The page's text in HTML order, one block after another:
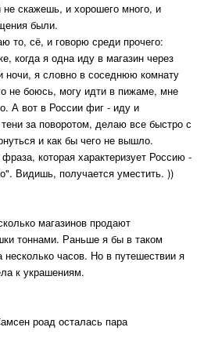
скажешь, и хорошего много, и
были.
то, сё, и говорю среди прочего:
когда я одна иду в магазин через
ночи, я словно в соседнюю комнату
не боюсь, могу идти в пижаме, мне
А вот в России фиг - иду и
за поворотом, делаю все быстро с
и как бы чего не вышло.
которая характеризует Россию -
Видишь, получается уместить. ))
магазинов продают
тоннами. Раньше я бы в таком
несколько часов. Но в путешествии я
к украшениям.
роад осталась пара